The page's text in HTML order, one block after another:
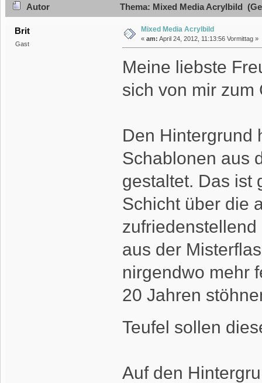
Autor Thema: Mixed Media Acrylbild
Brit
Gast
Mixed Media Acrylbild
« am: April 24, 2012, 11:13:56 Vormittag »
Meine liebste
sich von mir zum
Den Hintergrund
Schablonen aus
gestaltet. Das ist
Schicht über die
aus der
nirgendwo mehr
20 Jahren
Teufel sollen
Auf den